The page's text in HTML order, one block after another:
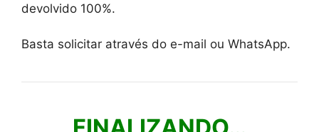
devolvido 100%.
Basta solicitar através do e-mail ou WhatsApp.